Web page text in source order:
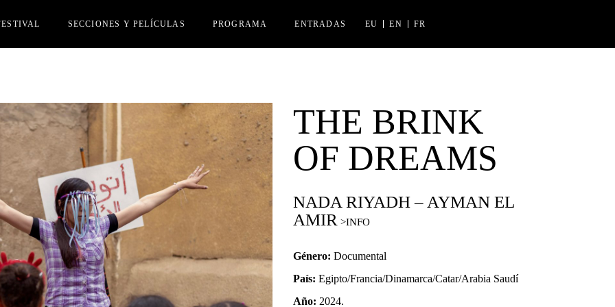
PELÍCULAS
INVITADAS
AMIGUI
EDICIONES
SECCIONES Y PELÍCULAS
ACTIVIDADES PARALELAS
PROGRAMA ENTRADAS EU EN FR
THE BRINK
OF DREAMS
NADA RIYADH – AYMAN EL
AMIR
Género: Documental
País: Egipto/Francia/Dinamarca/Catar/Arabia Saudí
Año: 2024.